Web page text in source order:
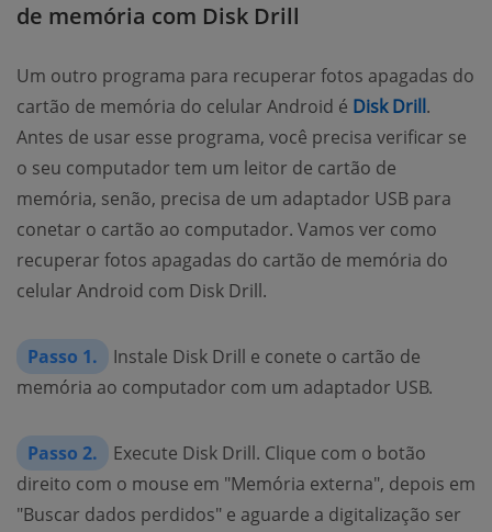
de memória com Disk Drill
Um outro programa para recuperar fotos apagadas do
cartão de memória do celular Android é Disk Drill.
Antes de usar esse programa, você precisa verificar se
o seu computador tem um leitor de cartão de
memória, senão, precisa de um adaptador USB para
conetar o cartão ao computador. Vamos ver como
recuperar fotos apagadas do cartão de memória do
celular Android com Disk Drill.
Passo 1.
Instale Disk Drill e conete o cartão de
memória ao computador com um adaptador USB.
Passo 2.
Execute Disk Drill. Clique com o botão
direito com o mouse em "Memória externa", depois em
"Buscar dados perdidos" e aguarde a digitalização ser